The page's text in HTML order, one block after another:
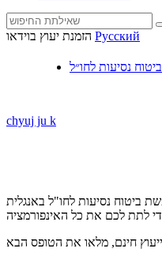
הזמנת יעוץ בוידאו Русский
ביטוח נסיעות לחו״ל
chyuj ju k